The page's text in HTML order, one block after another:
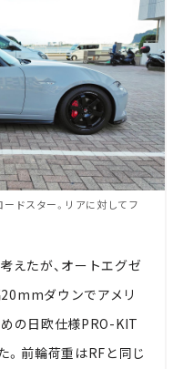
ードスター。リアに対してフ
えたが、オートエグゼ
ダウンでアメリ
の日欧仕様PRO-KIT
。前輪荷重はRFと同じ